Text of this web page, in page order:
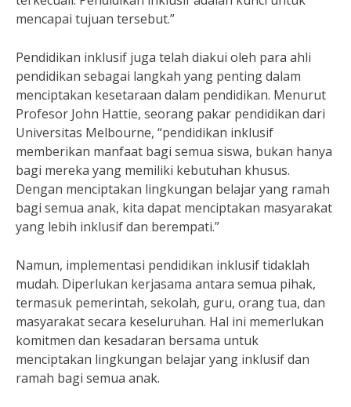
mencapai tujuan tersebut.”
Pendidikan inklusif juga telah diakui oleh para ahli
pendidikan sebagai langkah yang penting dalam
menciptakan kesetaraan dalam pendidikan. Menurut
Profesor John Hattie, seorang pakar pendidikan dari
Universitas Melbourne, “pendidikan inklusif
memberikan manfaat bagi semua siswa, bukan hanya
bagi mereka yang memiliki kebutuhan khusus.
Dengan menciptakan lingkungan belajar yang ramah
bagi semua anak, kita dapat menciptakan masyarakat
yang lebih inklusif dan berempati.”
Namun, implementasi pendidikan inklusif tidaklah
mudah. Diperlukan kerjasama antara semua pihak,
termasuk pemerintah, sekolah, guru, orang tua, dan
masyarakat secara keseluruhan. Hal ini memerlukan
komitmen dan kesadaran bersama untuk
menciptakan lingkungan belajar yang inklusif dan
ramah bagi semua anak.